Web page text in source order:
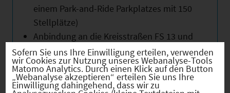
einem Park-and-Ride Parkplatzes mit 150
Stellplätze)
Anbindung an die Kreisstraßen FS 13 und
ED 19
Direkte Lage an der Staatsstraße 2350
Anbindung an die A 92 München -
Sofern Sie uns Ihre Einwilligung erteilen, verwenden
wir Cookies zur Nutzung unseres Webanalyse-Tools
Matomo Analytics. Durch einen Klick auf den Button
„Webanalyse akzeptieren“ erteilen Sie uns Ihre
Einwilligung dahingehend, dass wir zu